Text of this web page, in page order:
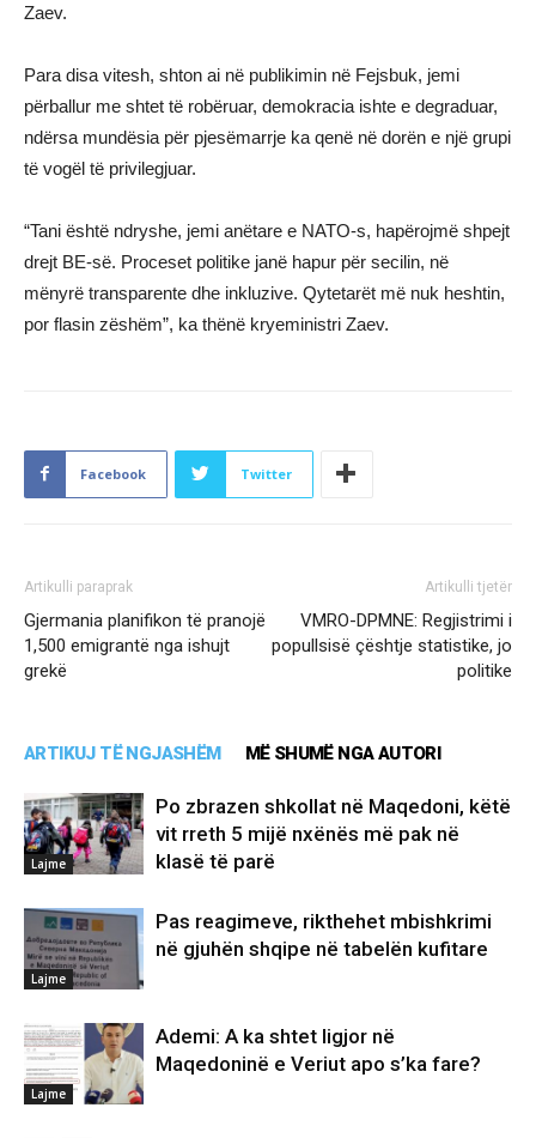
Zaev.
Para disa vitesh, shton ai në publikimin në Fejsbuk, jemi
përballur me shtet të robëruar, demokracia ishte e degraduar,
ndërsa mundësia për pjesëmarrje ka qenë në dorën e një grupi
të vogël të privilegjuar.
“Tani është ndryshe, jemi anëtare e NATO-s, hapërojmë shpejt
drejt BE-së. Proceset politike janë hapur për secilin, në
mënyrë transparente dhe inkluzive. Qytetarët më nuk heshtin,
por flasin zëshëm”, ka thënë kryeministri Zaev.
Facebook Twitter
Artikulli paraprak
Gjermania planifikon të pranojë
1,500 emigrantë nga ishujt
grekë
Artikulli tjetër
VMRO-DPMNE: Regjistrimi i
popullsisë çështje statistike, jo
politike
ARTIKUJ TË NGJASHËM MË SHUMË NGA AUTORI
Lajme
Po zbrazen shkollat në Maqedoni, këtë
vit rreth 5 mijë nxënës më pak në
klasë të parë
Lajme
Pas reagimeve, rikthehet mbishkrimi
në gjuhën shqipe në tabelën kufitare
Lajme
Ademi: A ka shtet ligjor në
Maqedoninë e Veriut apo s’ka fare?